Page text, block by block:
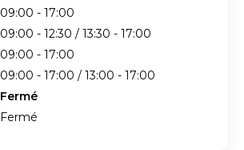
09:00 - 17:00
09:00 - 12:30 / 13:30 - 17:00
09:00 - 17:00
09:00 - 17:00 / 13:00 - 17:00
Fermé
Fermé